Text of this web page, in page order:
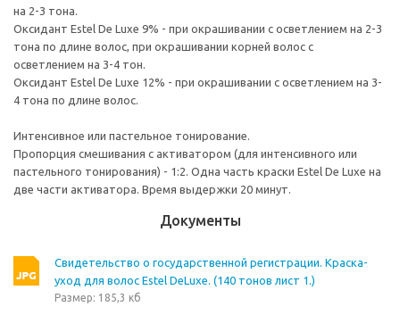
на 2-3 тона.
Оксидант Estel De Luxe 9% - при окрашивании с осветлением на 2-3
тона по длине волос, при окрашивании корней волос с
осветлением на 3-4 тон.
Оксидант Estel De Luxe 12% - при окрашивании с осветлением на 3-
4 тона по длине волос.
Интенсивное или пастельное тонирование.
Пропорция смешивания с активатором (для интенсивного или
пастельного тонирования) - 1:2. Одна часть краски Estel De Luxe на
две части активатора. Время выдержки 20 минут.
Документы
Свидетельство о государственной регистрации. Краска-
уход для волос Estel DeLuxe. (140 тонов лист 1.)
Размер: 185,3 кб